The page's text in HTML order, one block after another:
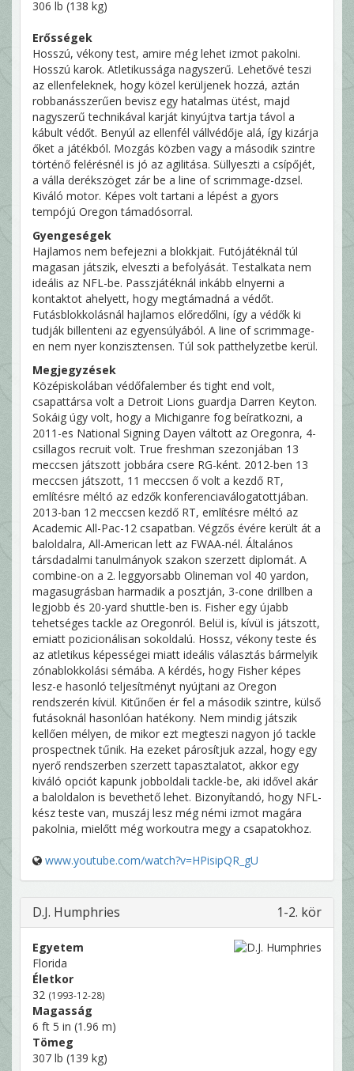
306 lb (138 kg)
Erősségek
Hosszú, vékony test, amire még lehet izmot pakolni.
Hosszú karok. Atletikussága nagyszerű. Lehetővé teszi
az ellenfeleknek, hogy közel kerüljenek hozzá, aztán
robbanásszerűen bevisz egy hatalmas ütést, majd
nagyszerű technikával karját kinyújtva tartja távol a
kábult védőt. Benyúl az ellenfél vállvédője alá, így kizárja
őket a játékból. Mozgás közben vagy a második szintre
történő felérésnél is jó az agilitása. Süllyeszti a csípőjét,
a válla derékszöget zár be a line of scrimmage-dzsel.
Kiváló motor. Képes volt tartani a lépést a gyors
tempójú Oregon támadósorral.
Gyengeségek
Hajlamos nem befejezni a blokkjait. Futójátéknál túl
magasan játszik, elveszti a befolyását. Testalkata nem
ideális az NFL-be. Passzjátéknál inkább elnyerni a
kontaktot ahelyett, hogy megtámadná a védőt.
Futásblokkolásnál hajlamos előredőlni, így a védők ki
tudják billenteni az egyensúlyából. A line of scrimmage-
en nem nyer konzisztensen. Túl sok patthelyzetbe kerül.
Megjegyzések
Középiskolában védőfalember és tight end volt,
csapattársa volt a Detroit Lions guardja Darren Keyton.
Sokáig úgy volt, hogy a Michiganre fog beíratkozni, a
2011-es National Signing Dayen váltott az Oregonra, 4-
csillagos recruit volt. True freshman szezonjában 13
meccsen játszott jobbára csere RG-ként. 2012-ben 13
meccsen játszott, 11 meccsen ő volt a kezdő RT,
említésre méltó az edzők konferenciaválogatottjában.
2013-ban 12 meccsen kezdő RT, említésre méltó az
Academic All-Pac-12 csapatban. Végzős évére került át a
baloldalra, All-American lett az FWAA-nél. Általános
társdadalmi tanulmányok szakon szerzett diplomát. A
combine-on a 2. leggyorsabb Olineman vol 40 yardon,
magasugrásban harmadik a posztján, 3-cone drillben a
legjobb és 20-yard shuttle-ben is. Fisher egy újabb
tehetséges tackle az Oregonról. Belül is, kívül is játszott,
emiatt pozicionálisan sokoldalú. Hossz, vékony teste és
az atletikus képességei miatt ideális választás bármelyik
zónablokkolási sémába. A kérdés, hogy Fisher képes
lesz-e hasonló teljesítményt nyújtani az Oregon
rendszerén kívül. Kitűnően ér fel a második szintre, külső
futásoknál hasonlóan hatékony. Nem mindig játszik
kellően mélyen, de mikor ezt megteszi nagyon jó tackle
prospectnek tűnik. Ha ezeket párosítjuk azzal, hogy egy
nyerő rendszerben szerzett tapasztalatot, akkor egy
kiváló opciót kapunk jobboldali tackle-be, aki idővel akár
a baloldalon is bevethető lehet. Bizonyítandó, hogy NFL-
kész teste van, muszáj lesz még némi izmot magára
pakolnia, mielőtt még workoutra megy a csapatokhoz.
www.youtube.com/watch?v=HPisipQR_gU
D.J. Humphries 1-2. kör
Egyetem
Florida
Életkor
32 (1993-12-28)
Magasság
6 ft 5 in (1.96 m)
Tömeg
307 lb (139 kg)